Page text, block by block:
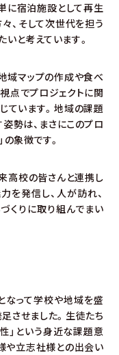
に宿泊施設として再生
、そして次世代を担う
と考えています。
域マップの作成や食べ
点でプロジェクトに関
ています。地域の課題
勢は、まさにこのプロ
象徴です。
高校の皆さんと連携し
を発信し、人が訪れ、
くりに取り組んでまい
って学校や地域を盛
させました。生徒たち
」という身近な課題意
や立志社様との出会い